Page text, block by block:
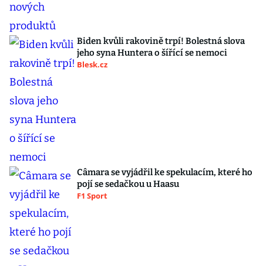
Biden kvůli rakovině trpí! Bolestná slova
jeho syna Huntera o šířící se nemoci
Blesk.cz
Câmara se vyjádřil ke spekulacím, které ho
pojí se sedačkou u Haasu
F1 Sport